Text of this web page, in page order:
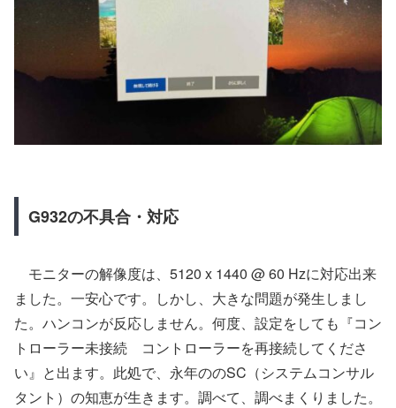
G932の不具合・対応
モニターの解像度は、5120 x 1440 @ 60 Hzに対応出来
ました。一安心です。しかし、大きな問題が発生しまし
た。ハンコンが反応しません。何度、設定をしても『コン
トローラー未接続 コントローラーを再接続してくださ
い』と出ます。此処で、永年ののSC（システムコンサル
タント）の知恵が生きます。調べて、調べまくりました。